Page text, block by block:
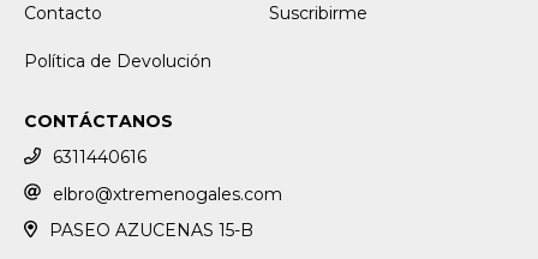
Contacto Suscribirme
Política de Devolución
CONTÁCTANOS
6311440616
elbro@xtremenogales.com
PASEO AZUCENAS 15-B